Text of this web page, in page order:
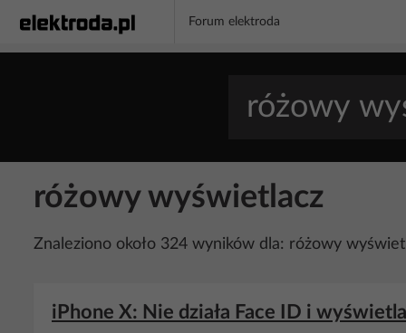
Forum elektroda
różowy wyświetlacz
Znaleziono około 324 wyników dla: różowy
iPhone X: Nie działa Face ID i